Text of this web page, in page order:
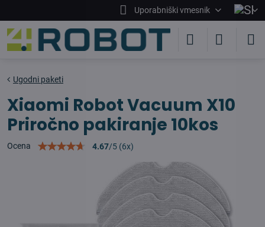
Uporabniški vmesnik
Ugodni paketi
Xiaomi Robot Vacuum X10
Priročno pakiranje 10kos
Ocena 4.67/5 (6x)